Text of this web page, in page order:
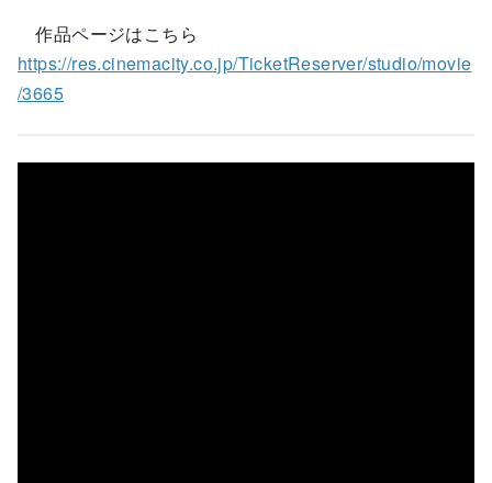
作品ページはこちら
https://res.cinemacity.co.jp/TicketReserver/studio/movie
/3665